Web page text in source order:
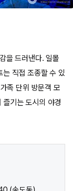
을 드러낸다. 일몰
는 직접 조종할 수 있
족 단위 방문객 모
즐기는 도시의 야경